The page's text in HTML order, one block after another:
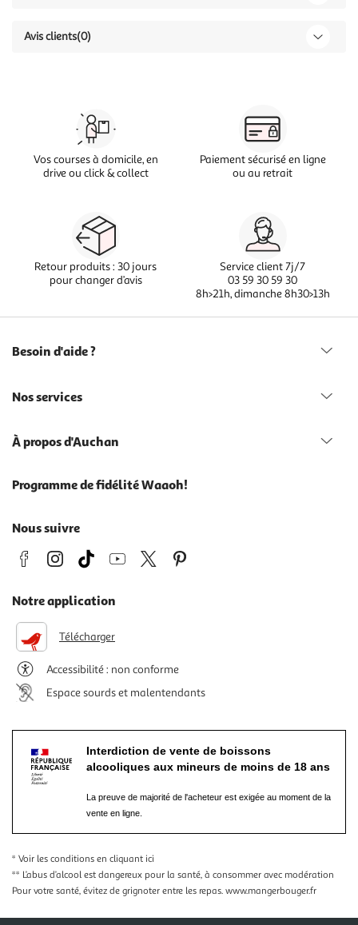
Avis clients(0)
Vos courses à domicile, en
drive ou click & collect
Paiement sécurisé en ligne
ou au retrait
Retour produits : 30 jours
pour changer d’avis
Service client 7j/7
03 59 30 59 30
8h>21h, dimanche 8h30>13h
Besoin d'aide ?
Nos services
À propos d'Auchan
Programme de fidélité Waaoh!
Nous suivre
Notre application
Télécharger
Accessibilité : non conforme
Espace sourds et malentendants
Interdiction de vente de boissons
alcooliques aux mineurs de moins de 18 ans
La preuve de majorité de l'acheteur est exigée au moment de la
vente en ligne.
* Voir les conditions en cliquant ici
** L’abus d’alcool est dangereux pour la santé, à consommer avec modération
Pour votre santé, évitez de grignoter entre les repas. www.mangerbouger.fr